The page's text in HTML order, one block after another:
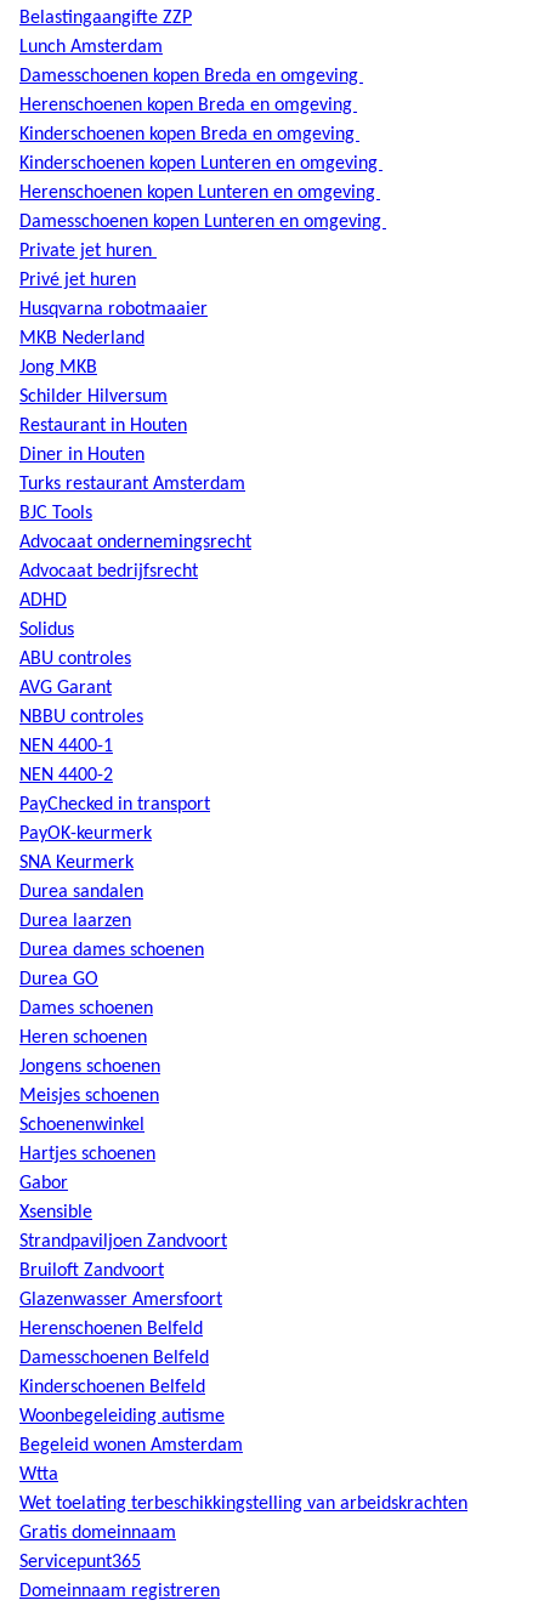
Belastingaangifte ZZP
Lunch Amsterdam
Damesschoenen kopen Breda en omgeving
Herenschoenen kopen Breda en omgeving
Kinderschoenen kopen Breda en omgeving
Kinderschoenen kopen Lunteren en omgeving
Herenschoenen kopen Lunteren en omgeving
Damesschoenen kopen Lunteren en omgeving
Private jet huren
Privé jet huren
Husqvarna robotmaaier
MKB Nederland
Jong MKB
Schilder Hilversum
Restaurant in Houten
Diner in Houten
Turks restaurant Amsterdam
BJC Tools
Advocaat ondernemingsrecht
Advocaat bedrijfsrecht
ADHD
Solidus
ABU controles
AVG Garant
NBBU controles
NEN 4400-1
NEN 4400-2
PayChecked in transport
PayOK-keurmerk
SNA Keurmerk
Durea sandalen
Durea laarzen
Durea dames schoenen
Durea GO
Dames schoenen
Heren schoenen
Jongens schoenen
Meisjes schoenen
Schoenenwinkel
Hartjes schoenen
Gabor
Xsensible
Strandpaviljoen Zandvoort
Bruiloft Zandvoort
Glazenwasser Amersfoort
Herenschoenen Belfeld
Damesschoenen Belfeld
Kinderschoenen Belfeld
Woonbegeleiding autisme
Begeleid wonen Amsterdam
Wtta
Wet toelating terbeschikkingstelling van arbeidskrachten
Gratis domeinnaam
Servicepunt365
Domeinnaam registreren